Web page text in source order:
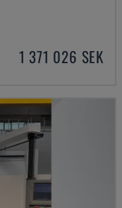
1 371 026 SEK